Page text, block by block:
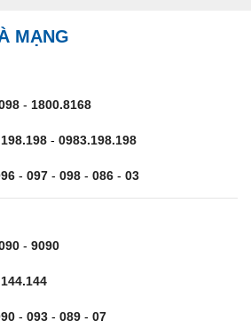
MẠNG
- 1800.8168
- 0983.198.198
- 097 - 098 - 086 - 03
- 9090
- 093 - 089 - 07